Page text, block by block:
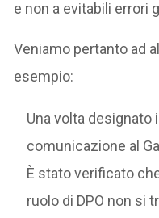
e non a evitabili errori
Veniamo pertanto ad
esempio:
Una volta designato
comunicazione al
È stato verificato
ruolo di DPO non si